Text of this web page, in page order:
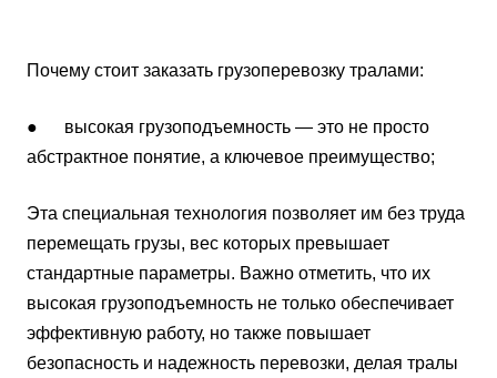
Почему стоит заказать грузоперевозку тралами:
● высокая грузоподъемность — это не просто
абстрактное понятие, а ключевое преимущество;
Эта специальная технология позволяет им без труда
перемещать грузы, вес которых превышает
стандартные параметры. Важно отметить, что их
высокая грузоподъемность не только обеспечивает
эффективную работу, но также повышает
безопасность и надежность перевозки, делая тралы